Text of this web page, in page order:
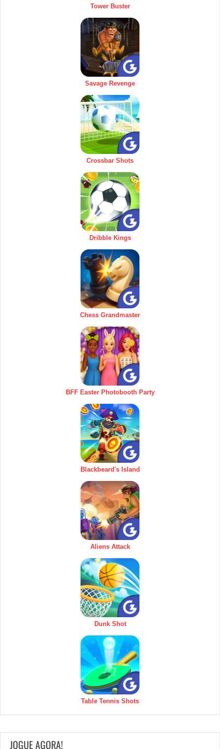
Tower Buster
Savage Revenge
Crossbar Shots
Dribble Kings
Chess Grandmaster
BFF Easter Photobooth Party
Blackbeard's Island
Aliens Attack
Dunk Shot
Table Tennis Shots
JOGUE AGORA!